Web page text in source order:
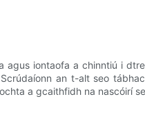
iontaofa a chinntiú i
an t-alt seo
a gcaithfidh na nascóirí